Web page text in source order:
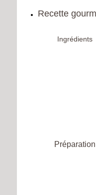
Recette
Ingrédients
Préparation